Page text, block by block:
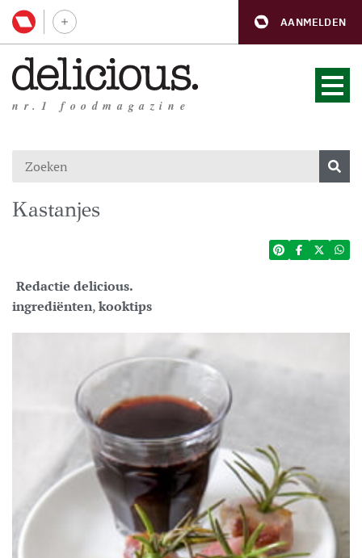
AANMELDEN
nr.1 foodmagazine
Kastanjes
Redactie delicious.
ingrediënten,kooktips